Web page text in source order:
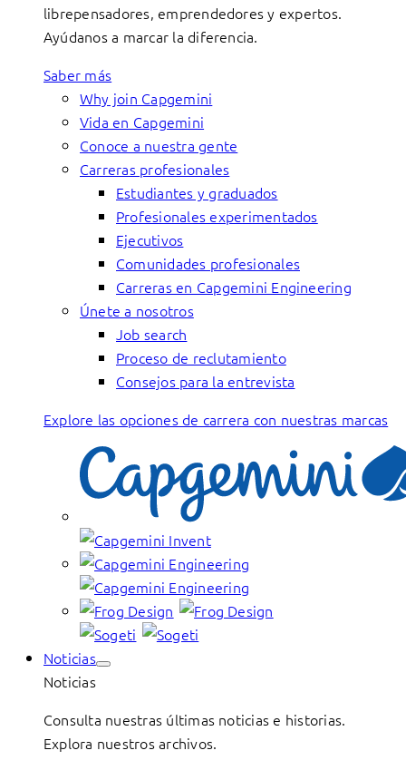
librepensadores, emprendedores y expertos.
Ayúdanos a marcar la diferencia.
Saber más
Why join Capgemini
Vida en Capgemini
Conoce a nuestra gente
Carreras profesionales
Estudiantes y graduados
Profesionales experimentados
Ejecutivos
Comunidades profesionales
Carreras en Capgemini Engineering
Únete a nosotros
Job search
Proceso de reclutamiento
Consejos para la entrevista
Explore las opciones de carrera con nuestras marcas
Noticias
Noticias
Consulta nuestras últimas noticias e historias.
Explora nuestros archivos.